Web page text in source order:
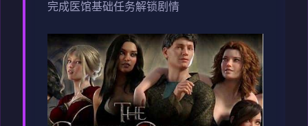
完成医馆基础任务解锁剧情